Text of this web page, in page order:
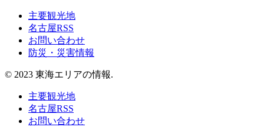
主要観光地
名古屋RSS
お問い合わせ
防災・災害情報
© 2023 東海エリアの情報.
主要観光地
名古屋RSS
お問い合わせ